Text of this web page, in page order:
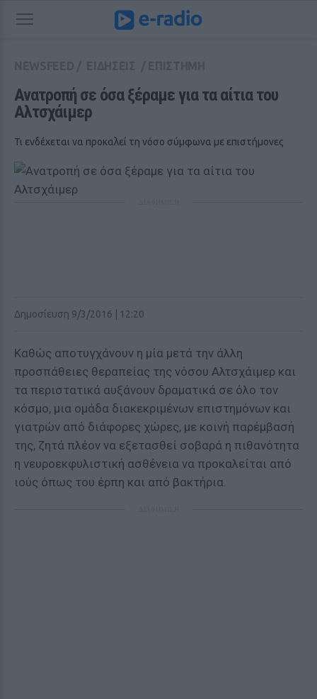
Ανατροπή σε όσα ξέραμε για τα αίτια του
Αλτσχάιμερ
Τι ενδέχεται να προκαλεί τη νόσο σύμφωνα με επιστήμονες
Δημοσίευση 9/3/2016 | 12:20
Καθώς αποτυγχάνουν η μία μετά την άλλη
προσπάθειες θεραπείας της νόσου Αλτσχάιμερ και
τα περιστατικά αυξάνουν δραματικά σε όλο τον
κόσμο, μια ομάδα διακεκριμένων επιστημόνων και
γιατρών από διάφορες χώρες, με κοινή παρέμβασή
της, ζητά πλέον να εξετασθεί σοβαρά η πιθανότητα
η νευροεκφυλιστική ασθένεια να προκαλείται από
ιούς όπως του έρπη και από βακτήρια.